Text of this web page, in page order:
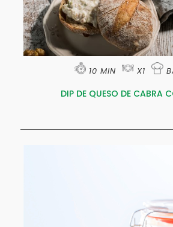
10 MIN X1
DIP DE QUESO DE CABRA